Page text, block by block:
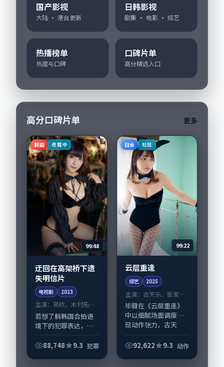
国产影视
大陆 · 港台更新
日韩影视
剧集 · 电影 · 综艺
热播榜单
热度与口碑
口碑片单
高分精选入口
高分口碑片单 更多
韩国 连载中
99:48
迂回在高架桥下遗
失明信片
电视剧 2023
主演： 蒋欣、木村拓哉
等
若想了解韩国合拍语
境下的犯罪表达，
失明信片》值得关
88,748 9.3 犯罪
日本 杜比
99:22
云层重逢
综艺 2025
主演： 古天乐、张家辉
等
毕赣在《云层重逢》
中以细腻场面调度呈
现动作张力，古天
演层次丰富。影片拍
92,622 9.3 动作